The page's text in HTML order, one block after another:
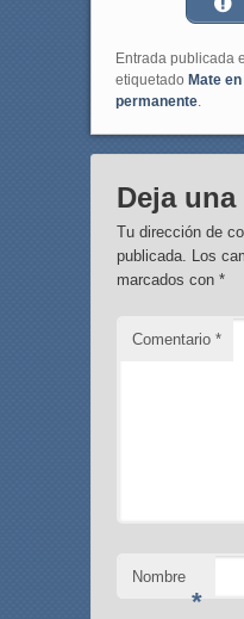
Entrada publicada
etiquetado Mate en
permanente.
Deja
Tu dirección de
publicada. Los
marcados con *
Comentario *
Nombre
*